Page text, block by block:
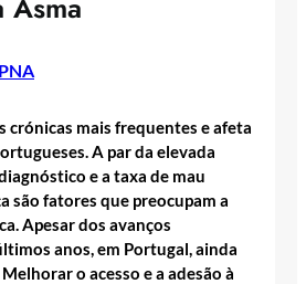
PNA
crónicas mais frequentes e afeta
A par da elevada
e a taxa de mau
são fatores que preocupam a
Apesar dos avanços
anos, em Portugal, ainda
o acesso e a adesão à